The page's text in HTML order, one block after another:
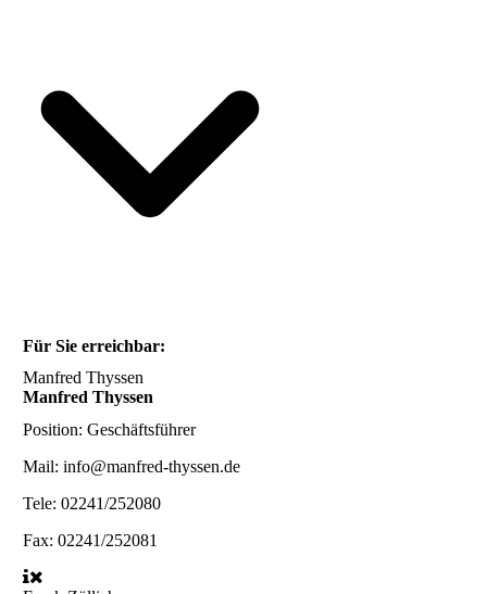
Für Sie erreichbar:
Manfred Thyssen
Manfred Thyssen
Position: Geschäftsführer
Mail: info@manfred-thyssen.de
Tele: 02241/252080
Fax: 02241/252081